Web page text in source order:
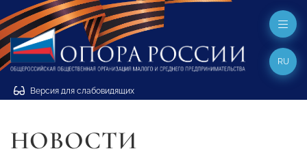
Версия для слабовидящих
RU
НОВОСТИ